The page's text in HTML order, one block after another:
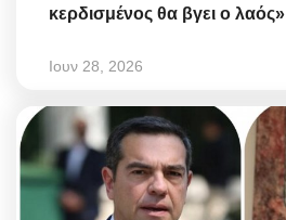
κερδισμένος θα βγει ο λαός»
Ιουν 28, 2026